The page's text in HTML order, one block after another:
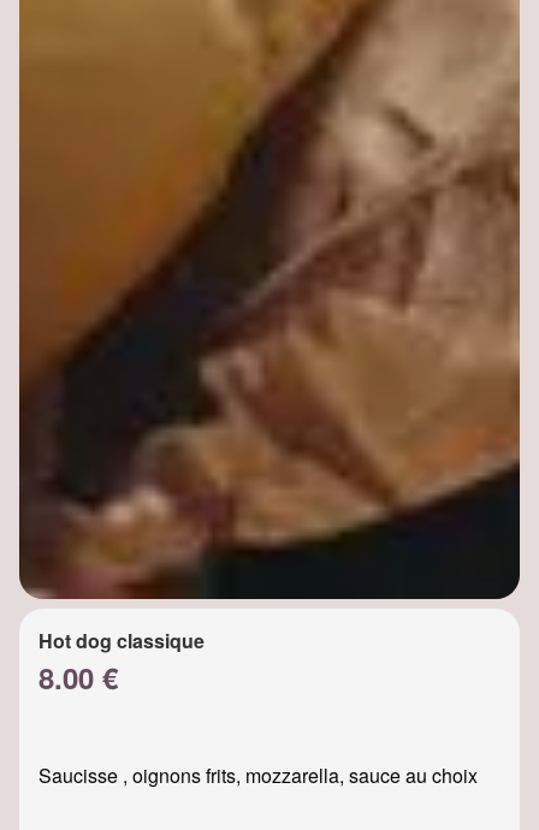
Hot dog classique
8.00 €
Saucisse , oignons frits, mozzarella, sauce au choix